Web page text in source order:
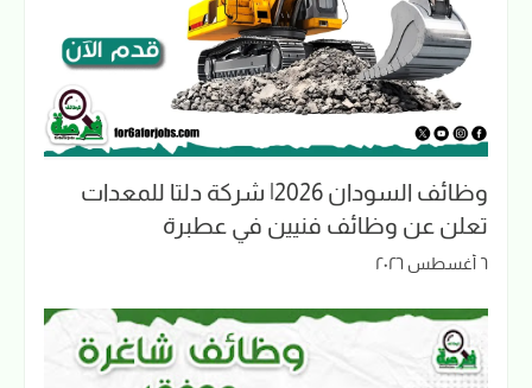
وظائف السودان 2026| شركة دلتا للمعدات
تعلن عن وظائف فنيين في عطبرة
٦ أغسطس ٢٠٢٦